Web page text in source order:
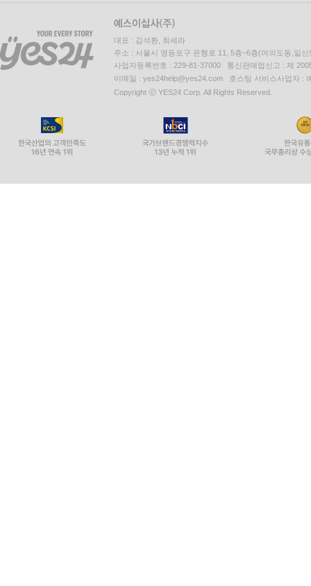
대표 : 김석환, 최세라
주소 : 서울시 영등포구 은행로 11, 5층~6층(여의도동,일신
사업자등록번호 : 229-81-37000 통신판매업신고 : 제
이메일 : yes24help@yes24.com 호스팅 서비스사업자 :
Copyright ⓒ YES24 Corp. All Rights Reserved.